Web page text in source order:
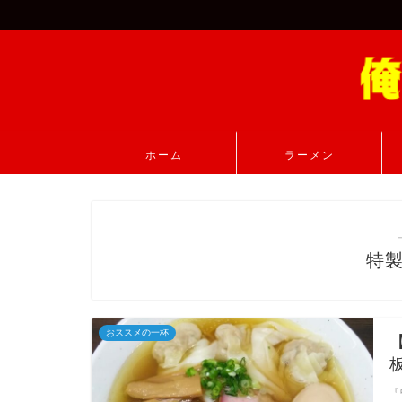
ホーム ラーメン
特
おススメの一杯